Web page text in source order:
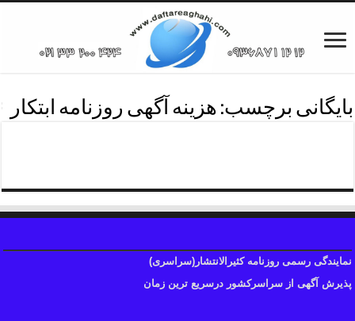
بایگانی برچسب: هزینه آگهی روزنامه ابتکار
نمایندگی رسمی روزنامه کثیرالانتشار(سراسری)
پذیرش آگهی از سراسرکشور درسریع ترین زمان